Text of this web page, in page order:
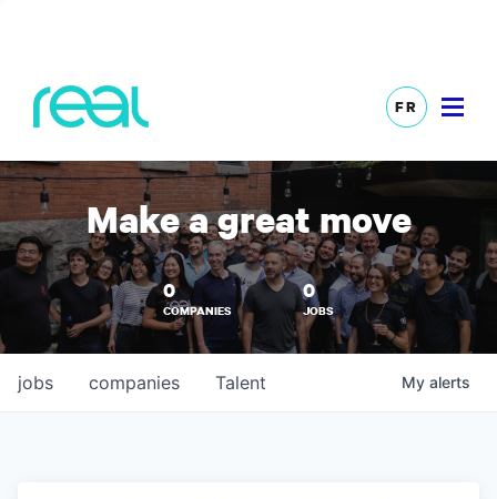
FR
Make a great move
0
COMPANIES
0
JOBS
jobs companies Talent My alerts